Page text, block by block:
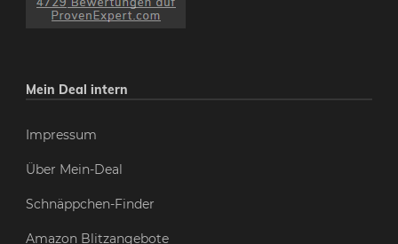
Mein Deal intern
Impressum
Über Mein-Deal
Schnäppchen-Finder
Amazon Blitzangebote